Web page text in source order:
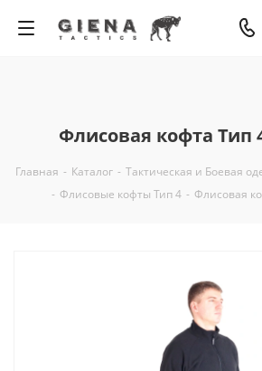
Флисовая кофта Тип
Главная - Каталог - Тактическая и Боевая
- Флисовые кофты Тип 4 - Флисовая